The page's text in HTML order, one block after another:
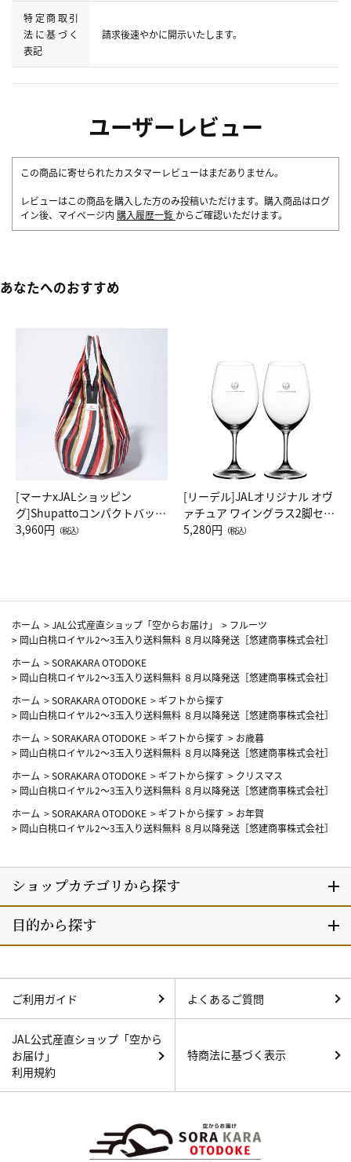
特定商取引
法に基づく
表記
請求後速やかに開示いたします。
ユーザーレビュー
この商品に寄せられたカスタマーレビューはまだありません。
レビューはこの商品を購入した方のみ投稿いただけます。購入商品はログ
イン後、マイページ内 購入履歴一覧 からご確認いただけます。
あなたへのおすすめ
[マーナxJALショッピン
グ]Shupattoコンパクトバッグ
Drop JAL客室乗務員（LC）ス
3,960円 （税込）
[リーデル]JALオリジナル オヴ
ァチュア ワイングラス2脚セッ
ト（レッドワイン）
5,280円 （税込）
ホーム >JAL公式産直ショップ「空からお届け」 > フルーツ
> 岡山白桃ロイヤル2～3玉入り送料無料 ８月以降発送［悠建商事株式会社］
ホーム >SORAKARA OTODOKE
> 岡山白桃ロイヤル2～3玉入り送料無料 ８月以降発送［悠建商事株式会社］
ホーム >SORAKARA OTODOKE > ギフトから探す
> 岡山白桃ロイヤル2～3玉入り送料無料 ８月以降発送［悠建商事株式会社］
ホーム >SORAKARA OTODOKE > ギフトから探す > お歳暮
> 岡山白桃ロイヤル2～3玉入り送料無料 ８月以降発送［悠建商事株式会社］
ホーム >SORAKARA OTODOKE > ギフトから探す > クリスマス
> 岡山白桃ロイヤル2～3玉入り送料無料 ８月以降発送［悠建商事株式会社］
ホーム >SORAKARA OTODOKE > ギフトから探す > お年賀
> 岡山白桃ロイヤル2～3玉入り送料無料 ８月以降発送［悠建商事株式会社］
ご利用ガイド よくあるご質問
JAL公式産直ショップ「空から
お届け」
利用規約
特商法に基づく表示